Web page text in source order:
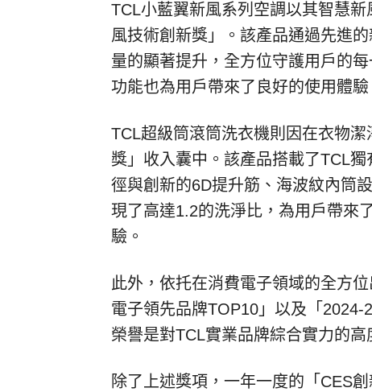
TCL小藍翼新風系列空調以其智慧
風技術創新獎」
。該產品通過先進
量的顯著提升，全方位守護用戶的每
功能也為用戶帶來了良好的使用體驗
TCL超級筒滾筒洗衣機則因在衣物潔
獎」 收入囊中。該產品搭載了TCL獨
徑與創新的6D提升筋、海波紋內筒
現了高達1.2的洗淨比，為用戶帶來
驗。
此外，依托在消費電子領域的全方位
電子領先品牌TOP10」 以及「 2024-
榮譽是對TCL實業品牌綜合實力的高
除了上述獎項，一年一度的「 CES創